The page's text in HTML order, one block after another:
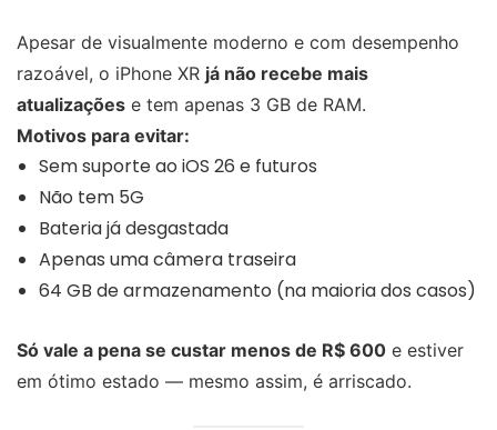
Apesar de visualmente moderno e com desempenho
razoável, o iPhone XR já não recebe mais
atualizações e tem apenas 3 GB de RAM.
Motivos para evitar:
Sem suporte ao iOS 26 e futuros
Não tem 5G
Bateria já desgastada
Apenas uma câmera traseira
64 GB de armazenamento (na maioria dos casos)
Só vale a pena se custar menos de R$ 600 e estiver
em ótimo estado — mesmo assim, é arriscado.